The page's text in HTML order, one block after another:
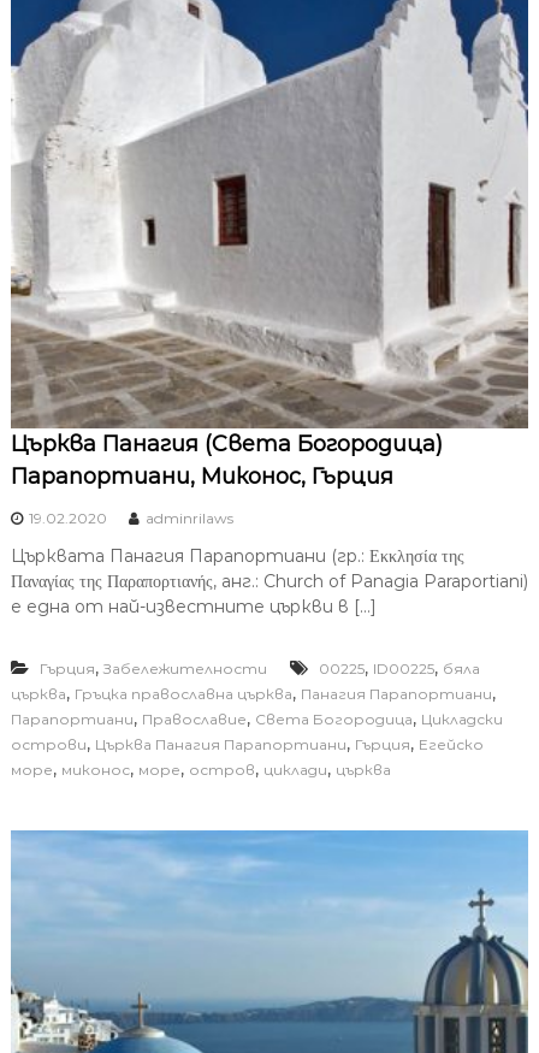
Църква Панагия (Света Богородица)
Парапортиани, Миконос, Гърция
19.02.2020 adminrilaws
Църквата Панагия Парапортиани (гр.: Εκκλησία της
Παναγίας της Παραπορτιανής, анг.: Church of Panagia Paraportiani)
е една от най-известните църкви в […]
Гърция, Забележителности 00225, ID00225, бяла
църква, Гръцка православна църква, Панагия Парапортиани,
Парапортиани, Православие, Света Богородица, Цикладски
острови, Църква Панагия Парапортиани, Гърция, Егейско
море, миконос, море, остров, циклади, църква